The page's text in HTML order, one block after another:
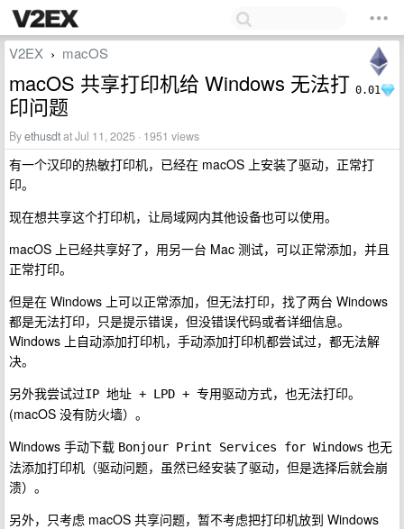
0.01
V2EX › macOS
macOS 共享打印机给 Windows 无法打
印问题
Byethusdtat Jul 11, 2025 · 1951 views
有一个汉印的热敏打印机，已经在 macOS 上安装了驱动，正常打
印。
现在想共享这个打印机，让局域网内其他设备也可以使用。
macOS 上已经共享好了，用另一台 Mac 测试，可以正常添加，并且
正常打印。
但是在 Windows 上可以正常添加，但无法打印，找了两台 Windows
都是无法打印，只是提示错误，但没错误代码或者详细信息。
Windows 上自动添加打印机，手动添加打印机都尝试过，都无法解
决。
另外我尝试过IP 地址 + LPD + 专用驱动方式，也无法打印。
(macOS 没有防火墙）。
Windows 手动下载 Bonjour Print Services for Windows 也无
法添加打印机（驱动问题，虽然已经安装了驱动，但是选择后就会崩
溃）。
另外，只考虑 macOS 共享问题，暂不考虑把打印机放到 Windows